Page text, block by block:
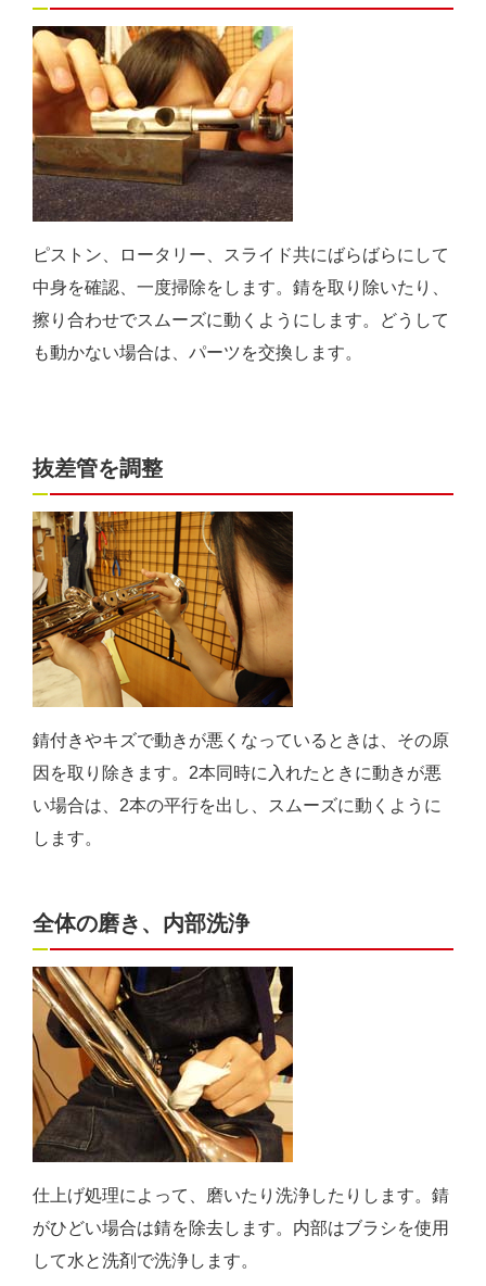
ピストン、ロータリー、スライド共にばらばらにして
中身を確認、一度掃除をします。錆を取り除いたり、
擦り合わせでスムーズに動くようにします。どうして
も動かない場合は、パーツを交換します。
抜差管を調整
錆付きやキズで動きが悪くなっているときは、その原
因を取り除きます。2本同時に入れたときに動きが悪
い場合は、2本の平行を出し、スムーズに動くように
します。
全体の磨き、内部洗浄
仕上げ処理によって、磨いたり洗浄したりします。錆
がひどい場合は錆を除去します。内部はブラシを使用
して水と洗剤で洗浄します。